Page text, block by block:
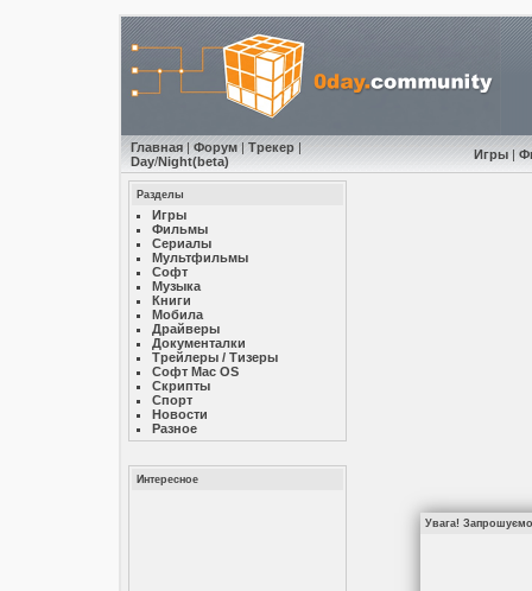
Главная| Форум| Трекер|
Day/Night(beta) Игры|
Разделы
Игры
Фильмы
Сериалы
Мультфильмы
Софт
Музыкa
Книги
Мобила
Драйверы
Документалки
Трейлеры / Тизеры
Софт Mac OS
Скрипты
Спорт
Новости
Разное
Интересное
Увага! Запрошуємо